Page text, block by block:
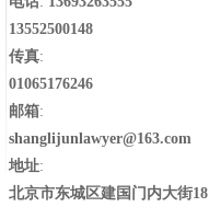
13552500148
传真:
01065176246
邮箱:
shanglijunlawyer@163.com
地址:
北京市东城区建国门内大街18